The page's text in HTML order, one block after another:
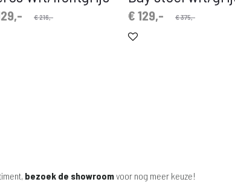
€216,- €375,-
Oorspronkelijke
€129,-
Huidige
prijs
bezoek de showroomvoor nog meer keuze!